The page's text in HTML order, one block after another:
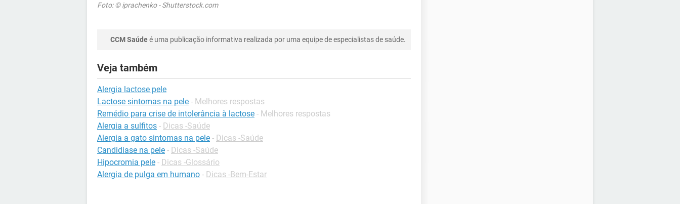
Foto: © iprachenko - Shutterstock.com
CCM Saúdeé uma publicação informativa realizada por uma equipe de especialistas de saúde.
Veja também
Alergia lactose pele
Lactose sintomas na pele - Melhores respostas
Remédio para crise de intolerância à lactose - Melhores respostas
Alergia a sulfitos - Dicas -Saúde
Alergia a gato sintomas na pele - Dicas -Saúde
Candidiase na pele - Dicas -Saúde
Hipocromia pele - Dicas -Glossário
Alergia de pulga em humano - Dicas -Bem-Estar